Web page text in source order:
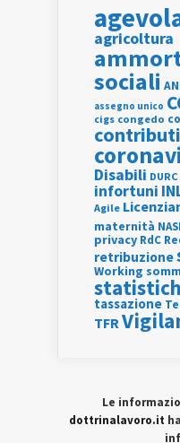
agricoltura
sociali
assegno unico
cigs congedo
contributi
Disabili DURC
infortuni
Agile
maternità
privacy RdC
retribuzione
Working
tassazione
TFR
Le
dottrinalavoro.it